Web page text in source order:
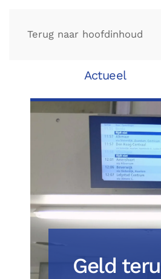
Terug naar hoofdinhoud
Actueel
Geld